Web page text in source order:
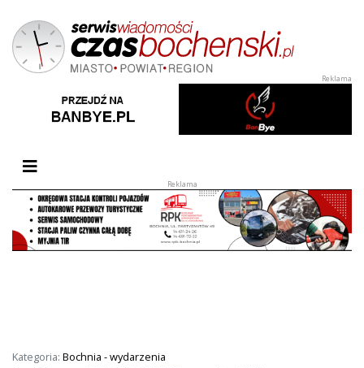
Przełącz nawigację
Kategoria: Bochnia - wydarzenia